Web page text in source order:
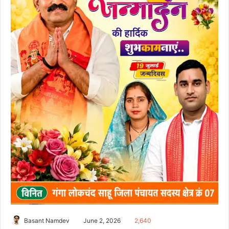
Basant Namdev June 2, 2026 2,640